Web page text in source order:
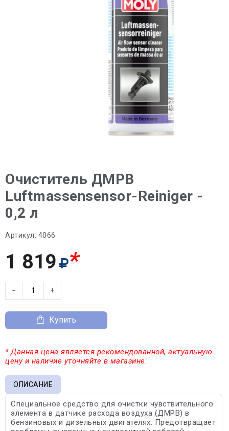
Очиститель ДМРВ
Luftmassensensor-Reiniger -
0,2 л
Артикул: 4066
1 819 *
− +
Купить
* Данная цена является рекомендованной, актуальную
цену и наличие уточняйте в магазине.
ОПИСАНИЕ
Специальное средство для очистки чувствительного
элемента в датчике расхода воздуха (ДМРВ) в
бензиновых и дизельных двигателях. Предотвращает